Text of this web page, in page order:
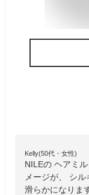
Kelly(50代・女性)
NILEの ヘアミ
メージが、 シ
滑らかになりま